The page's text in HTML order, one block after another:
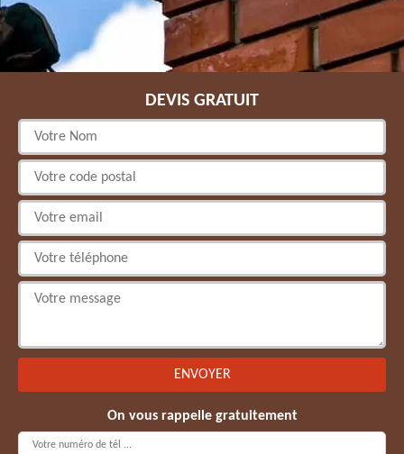
DEVIS GRATUIT
On vous rappelle gratuitement